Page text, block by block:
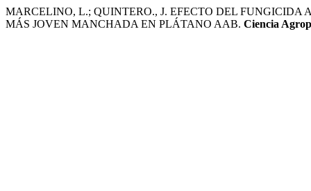
MARCELINO, L.; QUINTERO., J. EFECTO DEL FUNGICIDA
MÁS JOVEN MANCHADA EN PLÁTANO AAB. Ciencia